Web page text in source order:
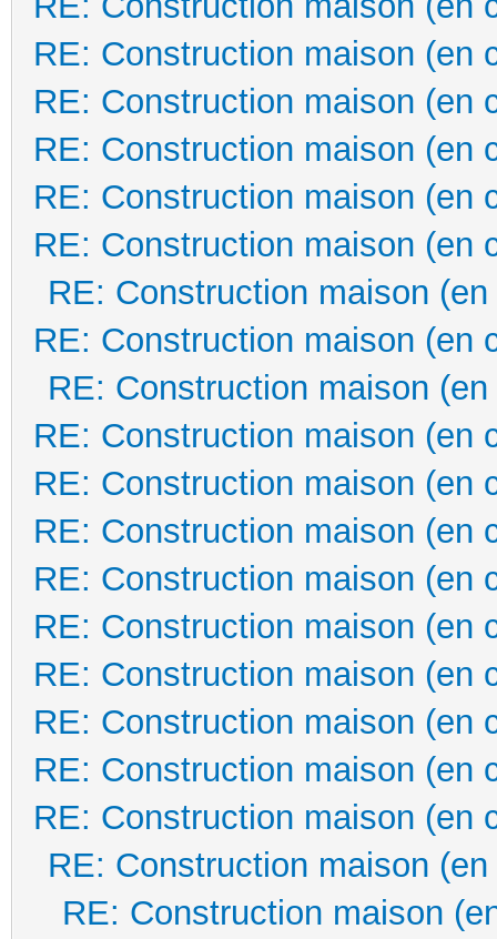
RE: Construction maison (en
RE: Construction maison (en
RE: Construction maison (en
RE: Construction maison (en
RE: Construction maison (en
RE: Construction maison
RE: Construction maison (en
RE: Construction maison
RE: Construction maison (en
RE: Construction maison (en
RE: Construction maison (en
RE: Construction maison (en
RE: Construction maison (en
RE: Construction maison (en
RE: Construction maison (en
RE: Construction maison (en
RE: Construction maison (en
RE: Construction maison
RE: Construction maison